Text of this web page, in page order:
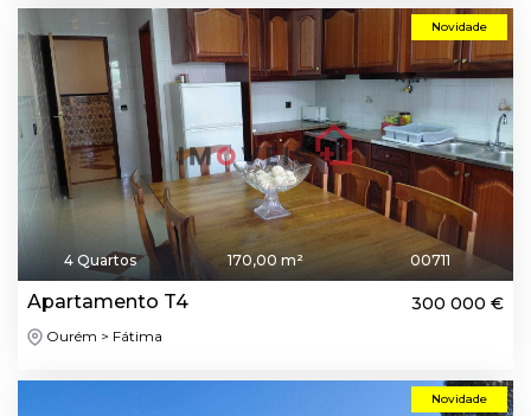
Novidade
4 Quartos 170,00 m² 00711
Apartamento T4 300 000 €
Ourém > Fátima
Novidade